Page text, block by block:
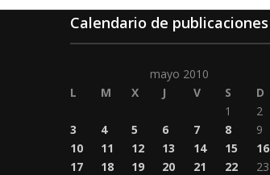
Calendario de publicaciones
mayo 2010
L
M X J V S
D
1
2
3
4 5 6 7 8
9
10
11 12 13 14 15
16
17
18 19 20 21 22
23